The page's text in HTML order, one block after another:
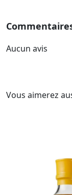
Aucun avis
Vous aimerez